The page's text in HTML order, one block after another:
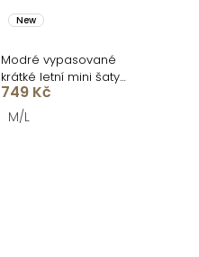
New
Modré vypasované
krátké letní mini šaty
ORSELLE
749 Kč
M/L